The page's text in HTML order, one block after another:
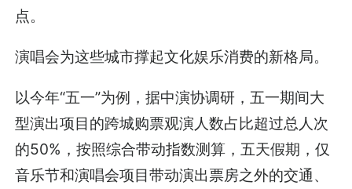
点。
演唱会为这些城市撑起文化娱乐消费的新格局。
以今年“五一”为例，据中演协调研，五一期间大
型演出项目的跨城购票观演人数占比超过总人次
的50%，按照综合带动指数测算，五天假期，仅
音乐节和演唱会项目带动演出票房之外的交通、